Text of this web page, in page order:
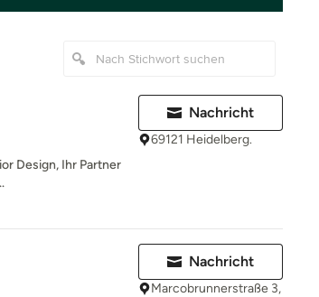
Design, Ihr Partner
Nachricht
69121 Heidelberg.
Nachricht
Marcobrunnerstraße 3,